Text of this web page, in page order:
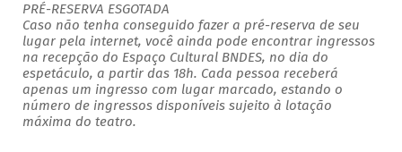
PRÉ-RESERVA ESGOTADA
Caso não tenha conseguido fazer a pré-reserva de seu
lugar pela internet, você ainda pode encontrar ingressos
na recepção do Espaço Cultural BNDES, no dia do
espetáculo, a partir das 18h. Cada pessoa receberá
apenas um ingresso com lugar marcado, estando o
número de ingressos disponíveis sujeito à lotação
máxima do teatro.